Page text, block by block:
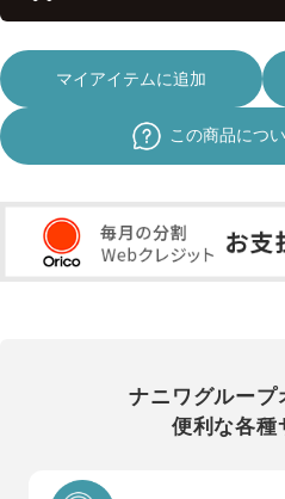
マイアイテムに追加
この商品につ
ナニワグループ
便利な各種